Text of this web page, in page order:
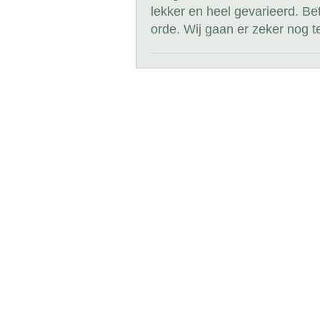
lekker en heel gevarieerd.
orde. Wij gaan er zeker nog